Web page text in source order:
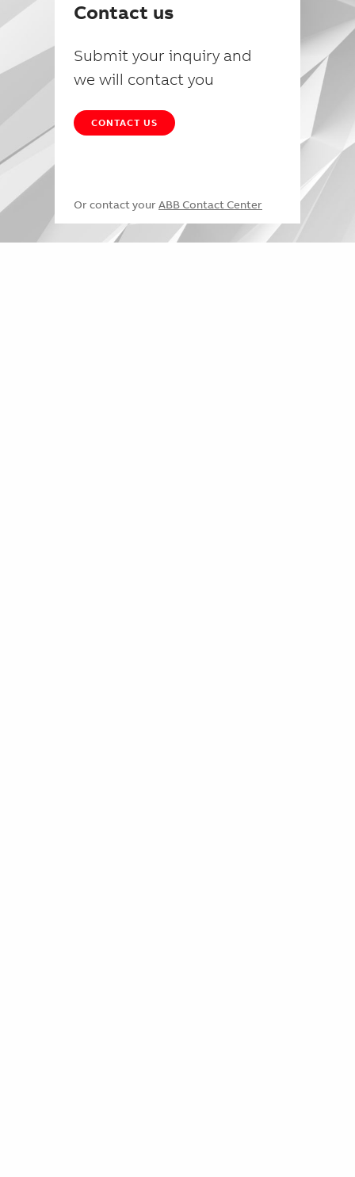
Contact us
Submit your inquiry and
we will contact you
CONTACT US
Or contact your ABB Contact Center